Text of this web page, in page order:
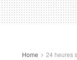
Home 24 heures